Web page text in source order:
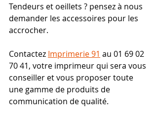
Tendeurs et oeillets ? pensez à nous
demander les accessoires pour les
accrocher.
Contactez Imprimerie 91 au 01 69 02
70 41, votre imprimeur qui sera vous
conseiller et vous proposer toute
une gamme de produits de
communication de qualité.